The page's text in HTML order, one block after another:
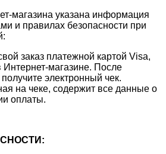
магазина указана информация
и правилах безопасности при
заказ платежной картой Visa,
магазине. После
электронный чек.
на чеке, содержит все данные о
оплаты.